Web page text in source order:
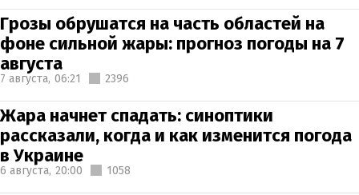
Грозы обрушатся на часть областей на
фоне сильной жары: прогноз погоды на 7
августа
7 августа, 06:21 2396
Жара начнет спадать: синоптики
рассказали, когда и как изменится погода
в Украине
6 августа, 20:00 1058